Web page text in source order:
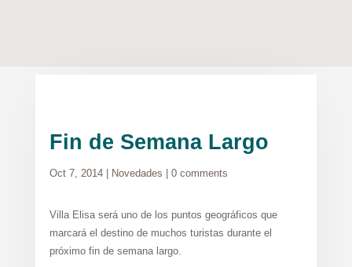
Fin de Semana Largo
Oct 7, 2014| Novedades 0 comments
Villa Elisa será uno de los puntos geográficos que
marcará el destino de muchos turistas durante el
próximo fin de semana largo.